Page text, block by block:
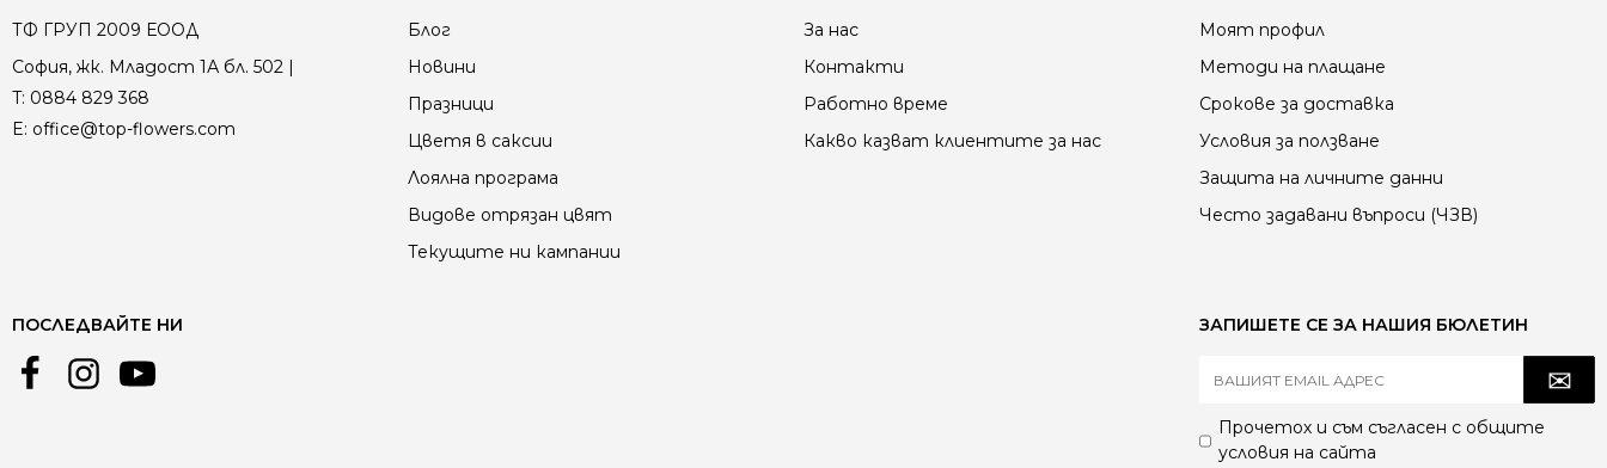
ТФ ГРУП 2009 ЕООД
София, жк. Младост 1А бл. 502 |
T: 0884 829 368
E: office@top-flowers.com
Блог
Новини
Празници
Цветя в саксии
Лоялна програма
Видове отрязан цвят
Текущите ни кампании
За нас
Контакти
Работно време
Какво казват клиентите за нас
Моят профил
Методи на плащане
Срокове за доставка
Условия за ползване
Защита на личните данни
Често задавани въпроси (ЧЗВ)
ПОСЛЕДВАЙТЕ НИ ЗАПИШЕТЕ СЕ ЗА НАШИЯ БЮЛЕТИН
Прочетох и съм съгласен с общите
условия на сайта